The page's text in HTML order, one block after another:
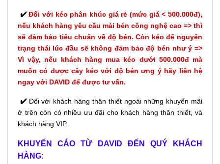
✔️Đối với kéo phân khúc giá rẻ (mức giá < 500.000đ),
nếu khách hàng yêu cầu mài bén công nghệ cao => thì
sẽ đảm bảo tiêu chuẩn về độ bén. Còn kéo để nguyên
trạng thái lúc đầu sẽ không đảm bảo độ bén như ý =>
Vì vậy, nếu khách hàng mua kéo dưới 500.000đ mà
muốn có được cây kéo với độ bén ưng ý hãy liên hệ
ngay với DAVID để được tư vấn.
✔️Đối với khách hàng thân thiết ngoài những khuyến mãi
ở trên còn có nhiều ưu đãi cho khách hàng thân thiết, và
khách hàng VIP.
KHUYẾN CÁO TỪ DAVID ĐẾN QUÝ KHÁCH
HÀNG: